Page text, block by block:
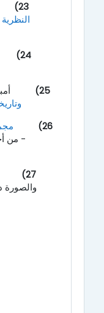
23)
24)
25)
26)
- من
27)
والصورة